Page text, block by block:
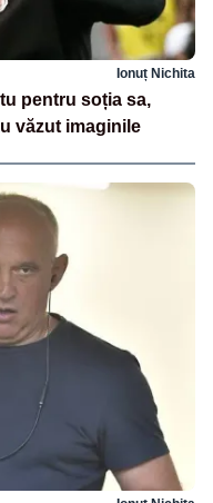
Ionuț Nichita
pentru soția sa,
văzut imaginile